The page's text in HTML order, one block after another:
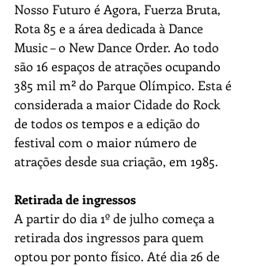
Nosso Futuro é Agora, Fuerza Bruta,
Rota 85 e a área dedicada à Dance
Music – o New Dance Order. Ao todo
são 16 espaços de atrações ocupando
385 mil m² do Parque Olímpico. Esta é
considerada a maior Cidade do Rock
de todos os tempos e a edição do
festival com o maior número de
atrações desde sua criação, em 1985.
Retirada de ingressos
A partir do dia 1º de julho começa a
retirada dos ingressos para quem
optou por ponto físico. Até dia 26 de